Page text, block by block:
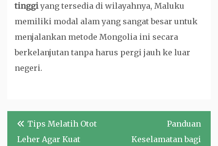
tinggiyang tersedia di wilayahnya, Maluku
memiliki modal alam yang sangat besar untuk
menjalankan metode Mongolia ini secara
berkelanjutan tanpa harus pergi jauh ke luar
negeri.
Navigasi
pos
Tips Melatih Otot
Leher Agar Kuat
Panduan
Keselamatan bagi